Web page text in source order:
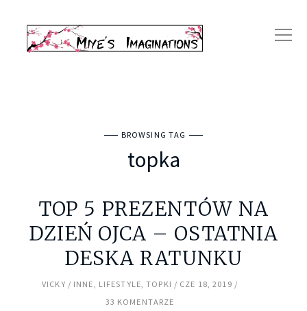
BROWSING TAG
topka
TOP 5 PREZENTÓW NA
DZIEŃ OJCA – OSTATNIA
DESKA RATUNKU
VICKY INNE LIFESTYLE ,TOPKI
CZE 18, 2019
33 KOMENTARZE